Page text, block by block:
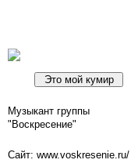
Музыкант группы
"Воскресение"
Сайт: www.voskresenie.ru/